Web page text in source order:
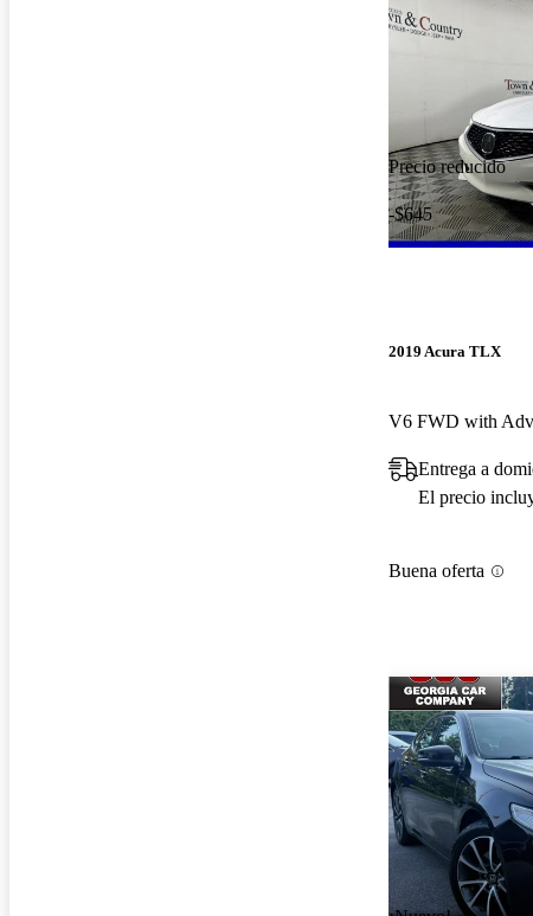
Precio reducido
-$645
2019 Acura TLX
V6 FWD with
Entrega a
El precio
Buena oferta